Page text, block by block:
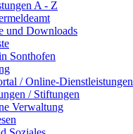
A - Z
und Downloads
Sonthofen
/ Online-Dienstleistungen
/ Stiftungen
Verwaltung